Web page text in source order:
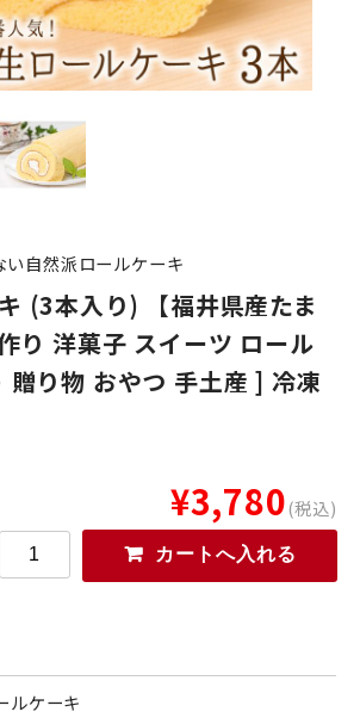
自然派ロールケーキ
(3本入り) 【福井県産たま
り 洋菓子 スイーツ ロール
贈り物 おやつ 手土産 ] 冷凍
¥3,780(税込)
ルケーキ